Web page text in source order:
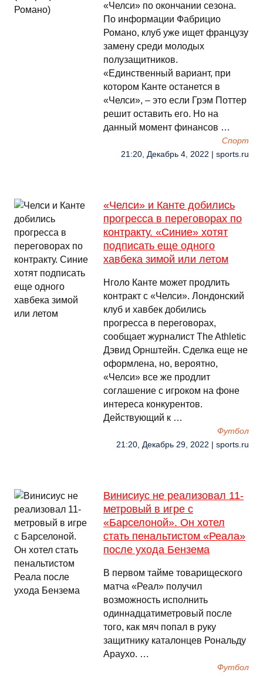
«Челси» по окончании сезона.
По информации Фабрицио
Романо, клуб уже ищет французу
замену среди молодых
полузащитников.
«Единственный вариант, при
котором Канте останется в
«Челси», – это если Грэм Поттер
решит оставить его. Но на
данный момент финансов …
Спорт
21:20, Декабрь 4, 2022 | sports.ru
«Челси» и Канте добились
прогресса в переговорах по
контракту. «Синие» хотят
подписать еще одного
хавбека зимой или летом
Нголо Канте может продлить
контракт с «Челси». Лондонский
клуб и хавбек добились
прогресса в переговорах,
сообщает журналист The Athletic
Дэвид Орнштейн. Сделка еще не
оформлена, но, вероятно,
«Челси» все же продлит
соглашение с игроком на фоне
интереса конкурентов.
Действующий к …
Футбол
21:20, Декабрь 29, 2022 | sports.ru
Винисиус не реализовал 11-
метровый в игре с
«Барселоной». Он хотел
стать пенальтистом «Реала»
после ухода Бензема
В первом тайме товарищеского
матча «Реал» получил
возможность исполнить
одиннадцатиметровый после
того, как мяч попал в руку
защитнику каталонцев Рональду
Араухо. …
Футбол